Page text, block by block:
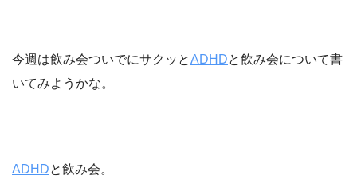
今週は飲み会ついでにサクッとADHDと飲み会について書
いてみようかな。
ADHDと飲み会。